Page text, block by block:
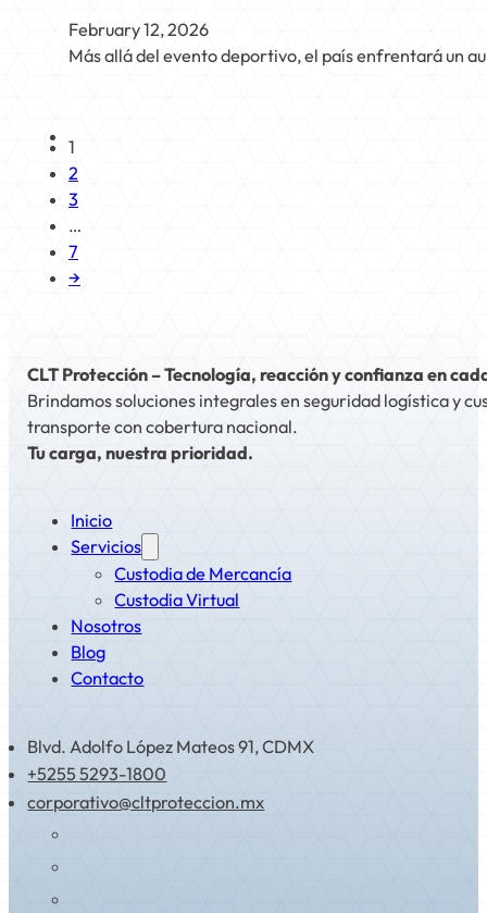
February 12, 2026
Más allá del evento deportivo, el país enfrentará un
1
2
3
…
7
→
CLT Protección – Tecnología, reacción y confianza en
Brindamos soluciones integrales en seguridad logística y
transporte con cobertura nacional.
Tu carga, nuestra prioridad.
Inicio
Servicios
Custodia de Mercancía
Custodia Virtual
Nosotros
Blog
Contacto
Blvd. Adolfo López Mateos 91, CDMX
+5255 5293-1800
corporativo@cltproteccion.mx